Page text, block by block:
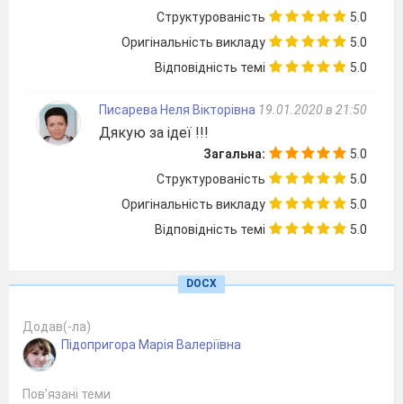
2. За кількістю використовуваних кольорів:
3. За формою:
5. За кількістю деталей:
6. За способом кріплення деталей:
Рвана, ціла силуетна, кольорова
(поліхромна), геометрична, предметна,
сюжетна, декоративна, багатошарова,
одношарова.
Відповідь:
1. За змістом:
Структурованість
5.0
Оригінальність викладу
5.0
Відповідність темі
5.0
Писарева Неля Вікторівна 19.01.2020 в 21:50
Дякую за ідеї !!!
Загальна:
5.0
Структурованість
5.0
Оригінальність викладу
5.0
Відповідність темі
5.0
DOCX
Додав(-ла)
Підопригора Марія Валеріївна
Пов’язані теми